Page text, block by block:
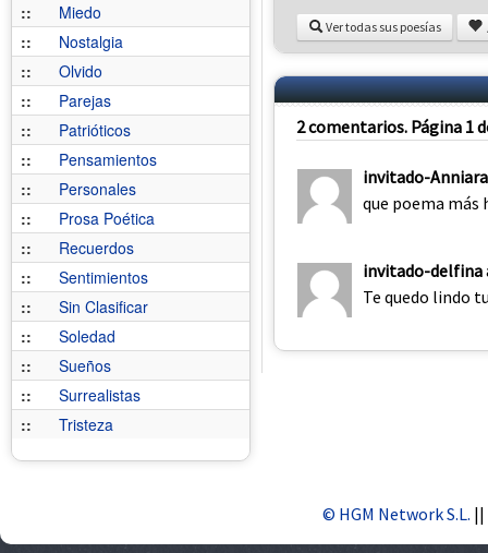
::
Miedo
::
Nostalgia
::
Olvido
::
Parejas
::
Patrióticos
::
Pensamientos
::
Personales
::
Prosa Poética
::
Recuerdos
::
Sentimientos
::
Sin Clasificar
::
Soledad
::
Sueños
::
Surrealistas
::
Tristeza
Ver todas sus poesías
2 comentarios. Página 1
invitado-
que poema
invitado-delfina
Te quedo lindo
© HGM Network S.L. ||